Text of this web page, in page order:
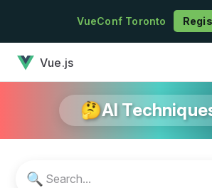
Skip to contentVueConf Toronto
Vue.js
🤔AI
🔍